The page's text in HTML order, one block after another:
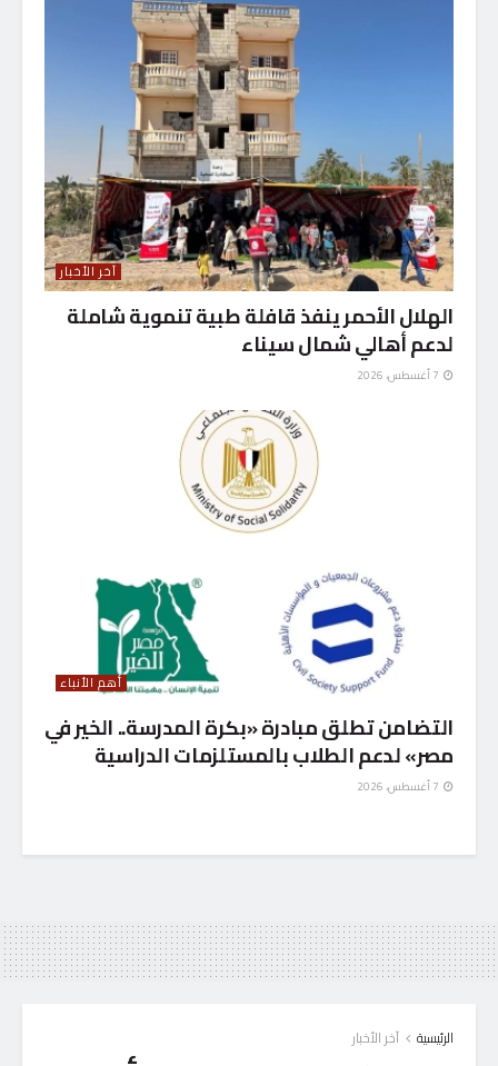
آخر الأخبار
الهلال الأحمر ينفذ قافلة طبية تنموية شاملة
لدعم أهالي شمال سيناء
أهم الأنباء
التضامن تطلق مبادرة «بكرة المدرسة.. الخير في
مصر» لدعم الطلاب بالمستلزمات الدراسية
الرئيسية آخر الأخبار